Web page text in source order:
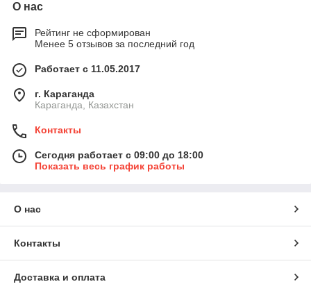
О нас
Рейтинг не сформирован
Менее 5 отзывов за последний год
Работает с 11.05.2017
г. Караганда
Караганда, Казахстан
Контакты
Сегодня работает с 09:00 до 18:00
Показать весь график работы
О нас
Контакты
Доставка и оплата